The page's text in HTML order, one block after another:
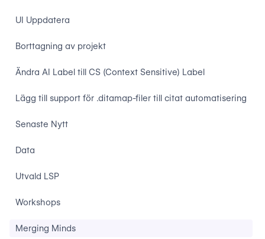
UI Uppdatera​
‍Borttagning av projekt
‍Ändra AI Label till CS (Context Sensitive) Label
Lägg till support för .ditamap-filer till citat automatisering
Senaste Nytt
Data
Utvald LSP
Workshops
Merging Minds